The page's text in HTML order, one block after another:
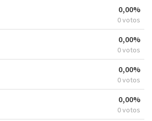
0,00%
0 votos
0,00%
0 votos
0,00%
0 votos
0,00%
0 votos